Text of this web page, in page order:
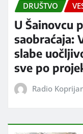
DRUŠTVO
U Šainovcu
saobraćaja:
slabe
sve po
Radio